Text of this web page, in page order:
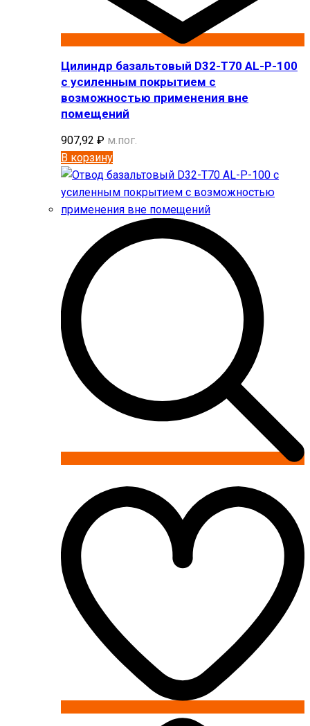
Цилиндр базальтовый D32-T70 AL-P-100
с усиленным покрытием с
возможностью применения вне
помещений
907,92 ₽ м.пог.
В корзину